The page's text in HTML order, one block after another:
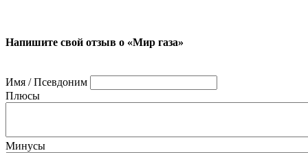
Напишите свой отзыв о «Мир газа»
Имя / Псевдоним
Плюсы
Минусы